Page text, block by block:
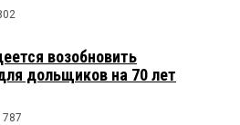
возобновить
дольщиков на 70 лет